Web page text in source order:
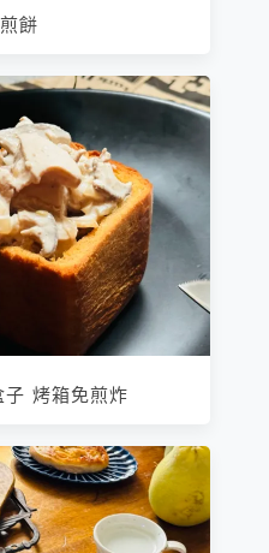
餅
子 烤箱免煎炸